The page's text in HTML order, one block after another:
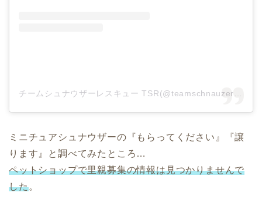
ミニチュアシュナウザーの『もらってください』『譲
ります』と調べてみたところ…
ペットショップで里親募集の情報は見つかりませんで
した。